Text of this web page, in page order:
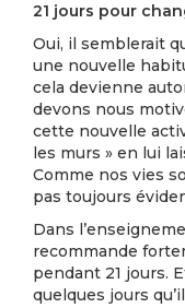
21 jours pour
Oui, il semblerait
une nouvelle
cela devienne
devons nous
cette nouvelle
les murs » en lui
Comme nos vies
pas toujours
Dans
recommande
pendant 21 jours.
quelques jours